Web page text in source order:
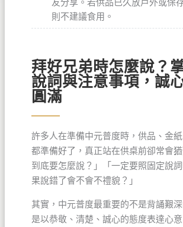
則不建議食用。
拜好兄弟時怎麼說？
說詞與注意事項，誠
圓滿
許多人在準備中元普度時，供品、金
都準備好了，真正站在供桌前卻常會
到底要怎麼說？」「一定要照固定說
果說錯了會不會不禮貌？」
其實，中元普度最重要的不是背誦艱
是以恭敬、清楚、誠心的態度表達心